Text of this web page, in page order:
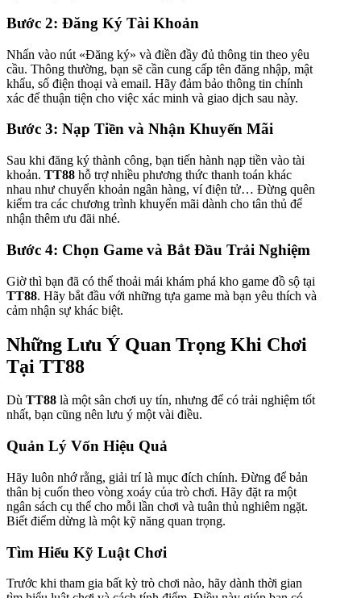
Bước 2: Đăng Ký Tài Khoản
Nhấn vào nút «Đăng ký» và điền đầy đủ thông tin theo yêu
cầu. Thông thường, bạn sẽ cần cung cấp tên đăng nhập, mật
khẩu, số điện thoại và email. Hãy đảm bảo thông tin chính
xác để thuận tiện cho việc xác minh và giao dịch sau này.
Bước 3: Nạp Tiền và Nhận Khuyến Mãi
Sau khi đăng ký thành công, bạn tiến hành nạp tiền vào tài
khoản. TT88 hỗ trợ nhiều phương thức thanh toán khác
nhau như chuyển khoản ngân hàng, ví điện tử… Đừng quên
kiểm tra các chương trình khuyến mãi dành cho tân thủ để
nhận thêm ưu đãi nhé.
Bước 4: Chọn Game và Bắt Đầu Trải Nghiệm
Giờ thì bạn đã có thể thoải mái khám phá kho game đồ sộ tại
TT88. Hãy bắt đầu với những tựa game mà bạn yêu thích và
cảm nhận sự khác biệt.
Những Lưu Ý Quan Trọng Khi Chơi
Tại TT88
Dù TT88 là một sân chơi uy tín, nhưng để có trải nghiệm tốt
nhất, bạn cũng nên lưu ý một vài điều.
Quản Lý Vốn Hiệu Quả
Hãy luôn nhớ rằng, giải trí là mục đích chính. Đừng để bản
thân bị cuốn theo vòng xoáy của trò chơi. Hãy đặt ra một
ngân sách cụ thể cho mỗi lần chơi và tuân thủ nghiêm ngặt.
Biết điểm dừng là một kỹ năng quan trọng.
Tìm Hiểu Kỹ Luật Chơi
Trước khi tham gia bất kỳ trò chơi nào, hãy dành thời gian